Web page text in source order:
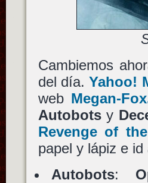
Cambiemos
del día.Yahoo!
web Megan-
Autobotsy
Revenge of
papel y lápiz e id
Autobots: